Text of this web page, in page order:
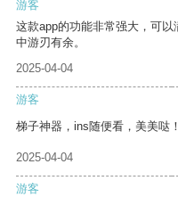
游客
这款app的功能非常强大，可
中游刃有余。
2025-04-04
游客
梯子神器，ins随便看，美美哒！
2025-04-04
游客